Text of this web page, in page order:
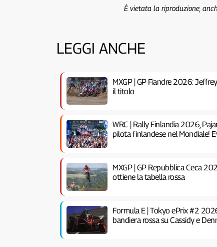
È vietata la riproduzione,
LEGGI ANCHE
MXGP | GP Fiandre 2026:
il titolo
WRC | Rally Finlandia 2026,
pilota finlandese nel Mondiale!
MXGP | GP Repubblica Ceca
ottiene la tabella rossa
Formula E | Tokyo ePrix #2
bandiera rossa su Cassidy e